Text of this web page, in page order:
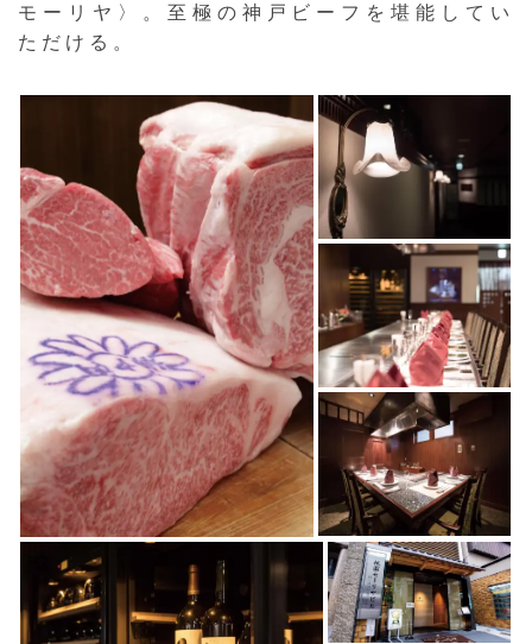
モーリヤ〉。至極の神戸ビーフを堪能してい
ただける。